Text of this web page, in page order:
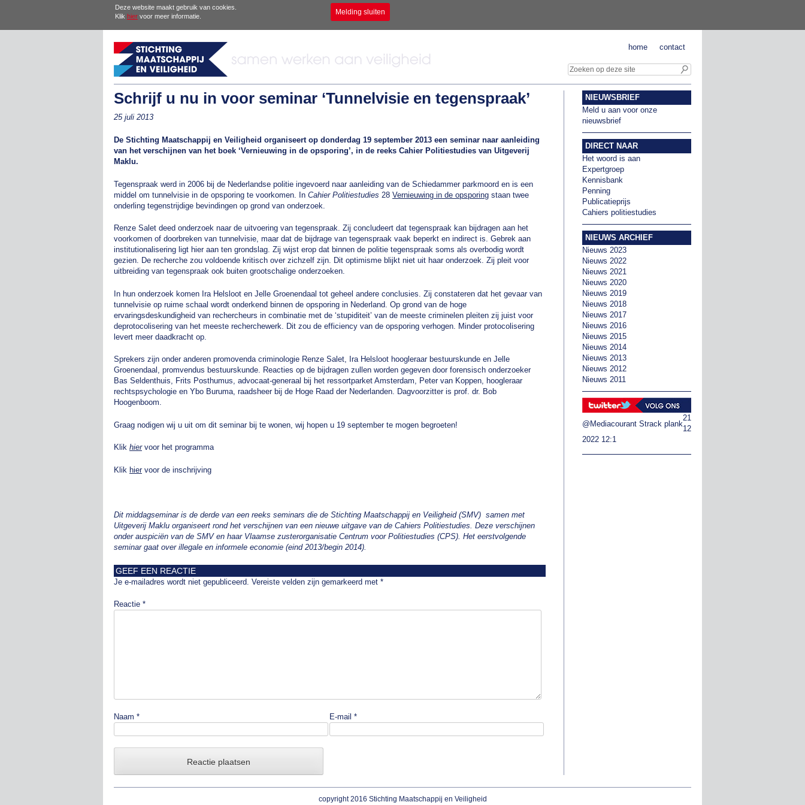
Deze website maakt gebruik van cookies.
Klik hier voor meer informatie. Melding sluiten
contact
home
Schrijf u nu in voor seminar ‘Tunnelvisie en tegenspraak’
25 juli 2013
De Stichting Maatschappij en Veiligheid organiseert op donderdag 19 september 2013 een seminar naar aanleiding
van het verschijnen van het boek ‘Vernieuwing in de opsporing’, in de reeks Cahier Politiestudies van Uitgeverij
Maklu.
Tegenspraak werd in 2006 bij de Nederlandse politie ingevoerd naar aanleiding van de Schiedammer parkmoord en is een
middel om tunnelvisie in de opsporing te voorkomen. In Cahier Politiestudies 28 Vernieuwing in de opsporing staan twee
onderling tegenstrijdige bevindingen op grond van onderzoek.
Renze Salet deed onderzoek naar de uitvoering van tegenspraak. Zij concludeert dat tegenspraak kan bijdragen aan het
voorkomen of doorbreken van tunnelvisie, maar dat de bijdrage van tegenspraak vaak beperkt en indirect is. Gebrek aan
institutionalisering ligt hier aan ten grondslag. Zij wijst erop dat binnen de politie tegenspraak soms als overbodig wordt
gezien. De recherche zou voldoende kritisch over zichzelf zijn. Dit optimisme blijkt niet uit haar onderzoek. Zij pleit voor
uitbreiding van tegenspraak ook buiten grootschalige onderzoeken.
In hun onderzoek komen Ira Helsloot en Jelle Groenendaal tot geheel andere conclusies. Zij constateren dat het gevaar van
tunnelvisie op ruime schaal wordt onderkend binnen de opsporing in Nederland. Op grond van de hoge
ervaringsdeskundigheid van rechercheurs in combinatie met de ‘stupiditeit’ van de meeste criminelen pleiten zij juist voor
deprotocolisering van het meeste recherchewerk. Dit zou de efficiency van de opsporing verhogen. Minder protocolisering
levert meer daadkracht op.
Sprekers zijn onder anderen promovenda criminologie Renze Salet, Ira Helsloot hoogleraar bestuurskunde en Jelle
Groenendaal, promvendus bestuurskunde. Reacties op de bijdragen zullen worden gegeven door forensisch onderzoeker
Bas Seldenthuis, Frits Posthumus, advocaat-generaal bij het ressortparket Amsterdam, Peter van Koppen, hoogleraar
rechtspsychologie en Ybo Buruma, raadsheer bij de Hoge Raad der Nederlanden. Dagvoorzitter is prof. dr. Bob
Hoogenboom.
Graag nodigen wij u uit om dit seminar bij te wonen, wij hopen u 19 september te mogen begroeten!
Klik hiervoor het programma
Klik hiervoor de inschrijving
Dit middagseminar is de derde van een reeks seminars die de Stichting Maatschappij en Veiligheid (SMV) samen met
Uitgeverij Maklu organiseert rond het verschijnen van een nieuwe uitgave van de Cahiers Politiestudies. Deze verschijnen
onder auspiciën van de SMV en haar Vlaamse zusterorganisatie Centrum voor Politiestudies (CPS). Het eerstvolgende
seminar gaat over illegale en informele economie (eind 2013/begin 2014).
GEEF EEN REACTIE
Je e-mailadres wordt niet gepubliceerd. Vereiste velden zijn gemarkeerd met *
Reactie *
Naam * E-mail *
NIEUWSBRIEF
Meld u aan voor onze
nieuwsbrief
DIRECT NAAR
Het woord is aan
Expertgroep
Kennisbank
Penning
Publicatieprijs
Cahiers politiestudies
NIEUWS ARCHIEF
Nieuws 2023
Nieuws 2022
Nieuws 2021
Nieuws 2020
Nieuws 2019
Nieuws 2018
Nieuws 2017
Nieuws 2016
Nieuws 2015
Nieuws 2014
Nieuws 2013
Nieuws 2012
Nieuws 2011
@Mediacourant Strack plank
21
12
2022 12:1
copyright 2016 Stichting Maatschappij en Veiligheid